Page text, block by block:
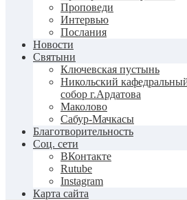
Проповеди
Интервью
Послания
Новости
Святыни
Ключевская пустынь
Никольский
собор г.Ардатова
Маколово
Сабур-Мачкасы
Благотворительность
Соц. сети
ВКонтакте
Rutube
Instagram
Карта сайта